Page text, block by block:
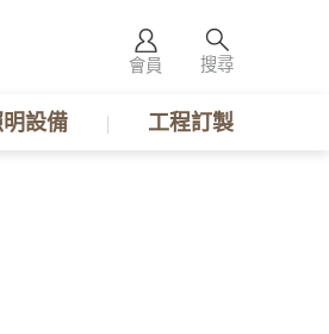
會員 搜尋
設備 工程訂製